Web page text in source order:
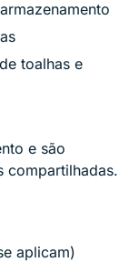
toalhas e
e são
compartilhadas.
aplicam)